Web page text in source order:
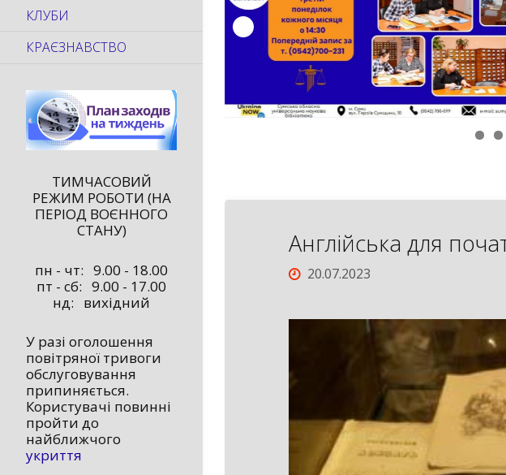
Англійська для
20.07.2023
КЛУБИ
КРАЄЗНАВСТВО
ТИМЧАСОВИЙ
РЕЖИМ РОБОТИ (НА
ПЕРІОД ВОЄННОГО
СТАНУ)
пн - чт: 9.00 - 18.00
пт - сб: 9.00 - 17.00
нд: вихідний
У разі оголошення
повітряної тривоги
обслуговування
припиняється.
Користувачі повинні
пройти до
найближчого
укриття